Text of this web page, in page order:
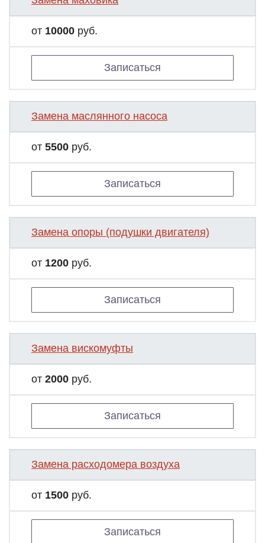
от 10000 руб.
Записаться
Замена маслянного насоса
от 5500 руб.
Записаться
Замена опоры (подушки двигателя)
от 1200 руб.
Записаться
Замена вискомуфты
от 2000 руб.
Записаться
Замена расходомера воздуха
от 1500 руб.
Записаться